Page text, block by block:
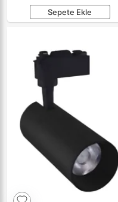
Sepete Ekle